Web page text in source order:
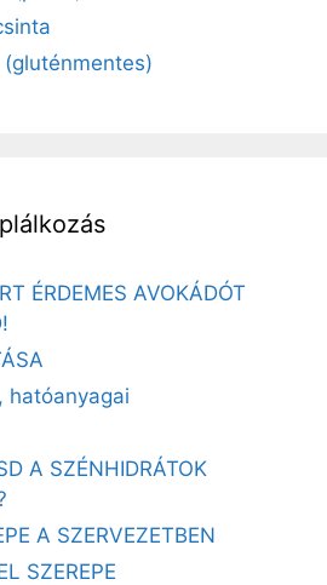
ÉRDEMES AVOKÁDÓT
hatóanyagai
A SZÉNHIDRÁTOK
A SZERVEZETBEN
SZEREPE